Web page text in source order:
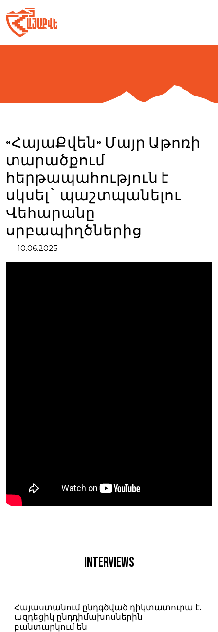
to
content
«ՀայաՔվեն» Մայր Աթոռի
տարածքում
հերթապահություն է
սկսել` պաշտպանելու
Վեհարանը
սրբապիղծներից
10.06.2025
Interviews
Հայաստանում ընդգծված դիկտատուրա է․
ազդեցիկ ընդդիմախոսներին
բանտարկում են